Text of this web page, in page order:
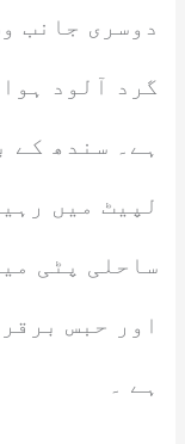
دوسری جانب
گرد آلود
ہے۔ سندھ کے
لپیٹ میں
ساحلی پٹی
اور حبس
ہے ۔